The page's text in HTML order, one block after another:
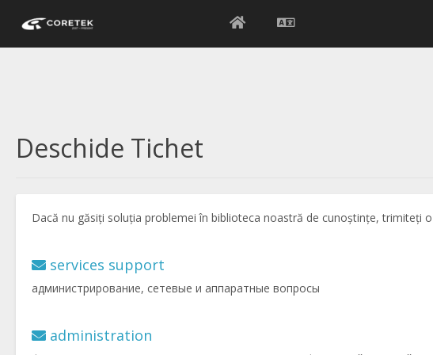
Deschide Tichet
Dacă nu găsiți soluția problemei în biblioteca noastră de cunoștințe, trimiteți
services support
администрирование, сетевые и аппаратные вопросы
administration